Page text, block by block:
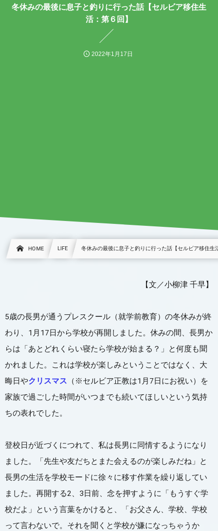
冬休みの最後に息子と釣りに行った話【セルビア移住生
活：第６回】
2022年1月17日
HOME LIFE 冬休みの最後に息子と釣りに行った話【セルビア移住生
【文／小柳津 千早】
5歳の長男が通うプレスクール（就学前教育）の冬休みが終
わり、1月17日から学校が再開しました。休みの間、長男か
らは「あとどれくらい寝たら学校が始まる？」と何度も聞
かれました。これは学校が楽しみということではなく、大
晦日やクリスマス （※セルビア正教は1月7日にお祝い）を
家族で過ごした時間がいつまでも続いてほしいという気持
ちの表れでした。
登校日が近づくにつれて、私は長男に同情するようになり
ました。「先生や友だちとまた会えるのが楽しみだね」と
長男の生活を学校モードに徐々に移す作業を繰り返してい
ました。再開する2、3日前、念を押すように「もうすぐ学
校だよ」という言葉をかけると、「お父さん、学校、学校
って言わないで。それを聞くと学校が嫌になっちゃうか